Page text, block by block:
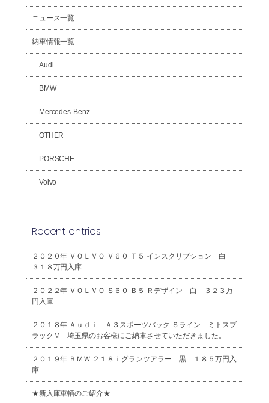
ニュース一覧
納車情報一覧
Audi
BMW
Mercedes-Benz
OTHER
PORSCHE
Volvo
Recent entries
２０２０年 ＶＯＬＶＯ Ｖ６０ Ｔ５ インスクリプション 白
３１８万円入庫
２０２２年 ＶＯＬＶＯ Ｓ６０ Ｂ５ Ｒデザイン 白 ３２３万
円入庫
２０１８年 Ａｕｄｉ Ａ３スポーツバック Ｓライン ミトスブ
ラックＭ 埼玉県のお客様にご納車させていただきました。
２０１９年 ＢＭＷ ２１８ｉグランツアラー 黒 １８５万円入
庫
★新入庫車輌のご紹介★